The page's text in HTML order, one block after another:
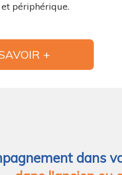
périphérique.
+
dans